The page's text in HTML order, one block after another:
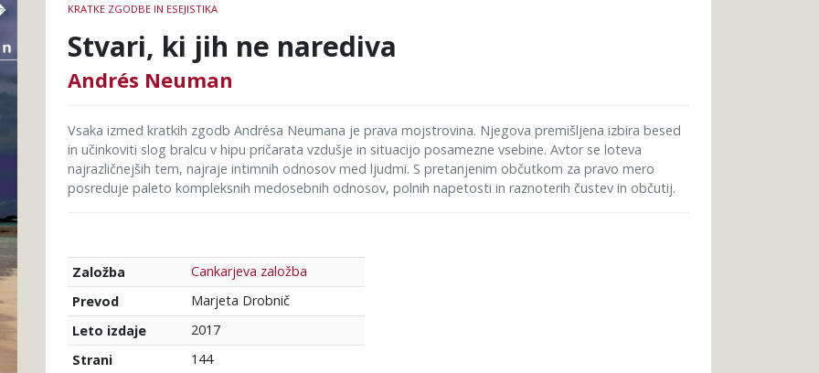
knjige
KRATKE ZGODBE IN ESEJISTIKA
Stvari, ki jih ne narediva
Andrés Neuman
Vsaka izmed kratkih zgodb Andrésa Neumana je prava mojstrovina. Njegova premišljena izbira besed
in učinkoviti slog bralcu v hipu pričarata vzdušje in situacijo posamezne vsebine. Avtor se loteva
najrazličnejših tem, najraje intimnih odnosov med ljudmi. S pretanjenim občutkom za pravo mero
posreduje paleto kompleksnih medosebnih odnosov, polnih napetosti in raznoterih čustev in občutij.
Založba
Cankarjeva založba
Prevod
Marjeta Drobnič
Leto izdaje
2017
Strani
144